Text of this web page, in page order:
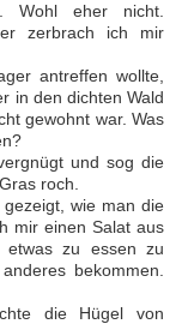
Wohl eher nicht.
zerbrach ich mir
antreffen wollte,
in den dichten Wald
gewohnt war. Was
und sog die
roch.
wie man die
mir einen Salat aus
etwas zu essen zu
bekommen.
die Hügel von